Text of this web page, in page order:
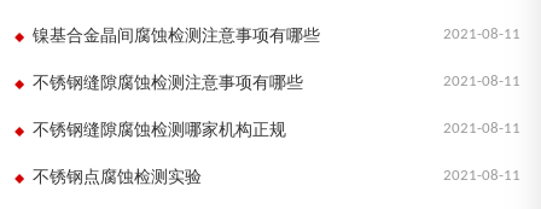
2021-08-11
镍基合金晶间腐蚀检测注意事项有哪些
2021-08-11
不锈钢缝隙腐蚀检测注意事项有哪些
2021-08-11
不锈钢缝隙腐蚀检测哪家机构正规
2021-08-11
不锈钢点腐蚀检测实验